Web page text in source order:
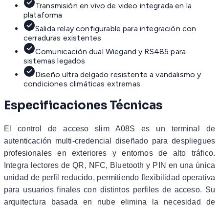
Transmisión en vivo de video integrada en la
plataforma
Salida relay configurable para integración con
cerraduras existentes
Comunicación dual Wiegand y RS485 para
sistemas legados
Diseño ultra delgado resistente a vandalismo y
condiciones climáticas extremas
Especificaciones Técnicas
El control de acceso slim A08S es un terminal de
autenticación multi-credencial diseñado para despliegues
profesionales en exteriores y entornos de alto tráfico.
Integra lectores de QR, NFC, Bluetooth y PIN en una única
unidad de perfil reducido, permitiendo flexibilidad operativa
para usuarios finales con distintos perfiles de acceso. Su
arquitectura basada en nube elimina la necesidad de